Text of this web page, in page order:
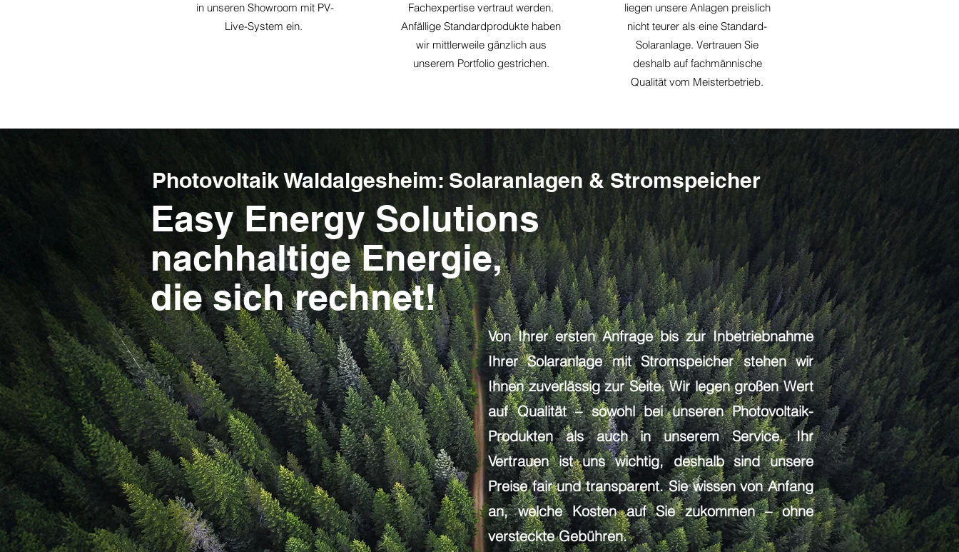
in unseren Showroom mit PV-
Live-System ein.
Fachexpertise vertraut werden.
Anfällige Standardprodukte haben
wir mittlerweile gänzlich aus
unserem Portfolio gestrichen.
liegen unsere Anlagen preislich
nicht teurer als eine Standard-
Solaranlage. Vertrauen Sie
deshalb auf fachmännische
Qualität vom Meisterbetrieb.
Photovoltaik Waldalgesheim: Solaranlagen & Stromspeicher
Easy Energy Solutions
nachhaltige Energie,
die sich rechnet!
Von Ihrer ersten Anfrage bis zur Inbetriebnahme
Ihrer Solaranlage mit Stromspeicher stehen wir
Ihnen zuverlässig zur Seite. Wir legen großen Wert
auf Qualität – sowohl bei unseren Photovoltaik-
Produkten als auch in unserem Service. Ihr
Vertrauen ist uns wichtig, deshalb sind unsere
Preise fair und transparent. Sie wissen von Anfang
an, welche Kosten auf Sie zukommen – ohne
versteckte Gebühren.